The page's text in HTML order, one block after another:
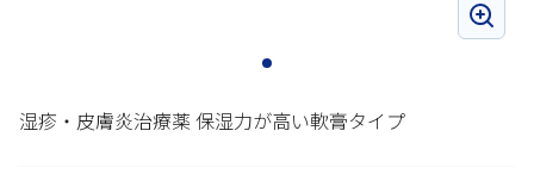
湿疹・皮膚炎治療薬 保湿力が高い軟膏タイプ